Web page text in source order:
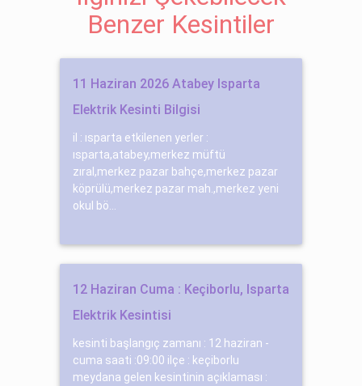
Benzer Kesintiler
11 Haziran 2026 Atabey Isparta
Elektrik Kesinti Bilgisi
il : ısparta etkilenen yerler :
ısparta,atabey,merkez müftü
zıral,merkez pazar bahçe,merkez pazar
köprülü,merkez pazar mah.,merkez yeni
okul bö...
12 Haziran Cuma : Keçiborlu, Isparta
Elektrik Kesintisi
kesinti başlangıç zamanı : 12 haziran -
cuma saati :09:00 ilçe : keçiborlu
meydana gelen kesintinin açıklaması :